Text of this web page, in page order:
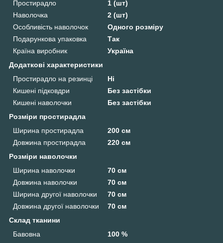
Простирадло
1 (шт)
Наволочка
2 (шт)
Особливість наволочок
Одного розміру
Подарункова упаковка
Так
Країна виробник
Україна
Додаткові характеристики
Простирадло на резинці
Ні
Кишені підковдри
Без застібки
Кишені наволочки
Без застібки
Розміри простирадла
Ширина простирадла
200 см
Довжина простирадла
220 см
Розміри наволочки
Ширина наволочки
70 см
Довжина наволочки
70 см
Ширина другої наволочки
70 см
Довжина другої наволочки
70 см
Склад тканини
Бавовна
100 %